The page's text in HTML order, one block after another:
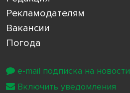
Рекламодателям
Вакансии
Погода
e-mail подписка на новости
Включить уведомления